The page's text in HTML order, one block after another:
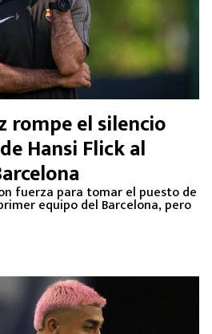
rompe el silencio
Hansi Flick al
fuerza para tomar el puesto de
equipo del Barcelona, pero